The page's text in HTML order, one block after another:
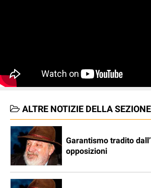
ALTRE NOTIZIE DELLA SEZIONE
Garantismo tradito
opposizioni